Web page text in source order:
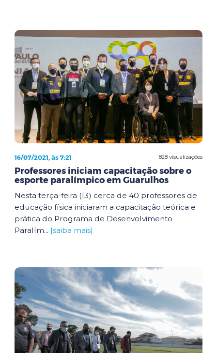
828 visualizações
16/07/2021, às 7:21
Professores iniciam capacitação sobre o
esporte paralímpico em Guarulhos
Nesta terça-feira (13) cerca de 40 professores de
educação física iniciaram a capacitação teórica e
prática do Programa de Desenvolvimento
Paralím... [saiba mais]